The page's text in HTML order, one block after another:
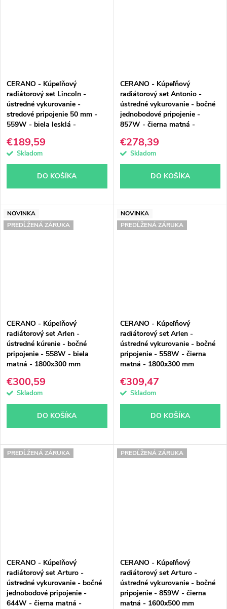
CERANO - Kúpeľňový
radiátorový set Lincoln -
ústredné vykurovanie -
stredové pripojenie 50 mm -
559W - biela lesklá -
€189,59
Skladom
DO KOŠÍKA
CERANO - Kúpeľňový
radiátorový set Antonio -
ústredné vykurovanie - bočné
jednobodové pripojenie -
857W - čierna matná -
€278,39
Skladom
DO KOŠÍKA
NOVINKA
PREDĹŽENÁ ZÁRUKA
CERANO - Kúpeľňový
radiátorový set Arlen -
ústredné kúrenie - bočné
pripojenie - 558W - biela
matná - 1800x300 mm
€300,59
Skladom
DO KOŠÍKA
NOVINKA
PREDĹŽENÁ ZÁRUKA
CERANO - Kúpeľňový
radiátorový set Arlen -
ústredné vykurovanie - bočné
pripojenie - 558W - čierna
matná - 1800x300 mm
€309,47
Skladom
DO KOŠÍKA
PREDĹŽENÁ ZÁRUKA
CERANO - Kúpeľňový
radiátorový set Arturo -
ústredné vykurovanie - bočné
jednobodové pripojenie -
644W - čierna matná -
PREDĹŽENÁ ZÁRUKA
CERANO - Kúpeľňový
radiátorový set Arturo -
ústredné vykurovanie - bočné
pripojenie - 859W - čierna
matná - 1600x500 mm